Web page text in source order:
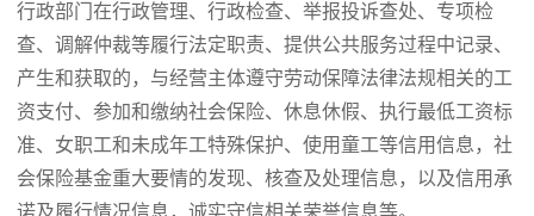
行政部门在行政管理、行政检查、举报投诉查处、专项检
查、调解仲裁等履行法定职责、提供公共服务过程中记录、
产生和获取的，与经营主体遵守劳动保障法律法规相关的工
资支付、参加和缴纳社会保险、休息休假、执行最低工资标
准、女职工和未成年工特殊保护、使用童工等信用信息，社
会保险基金重大要情的发现、核查及处理信息，以及信用承